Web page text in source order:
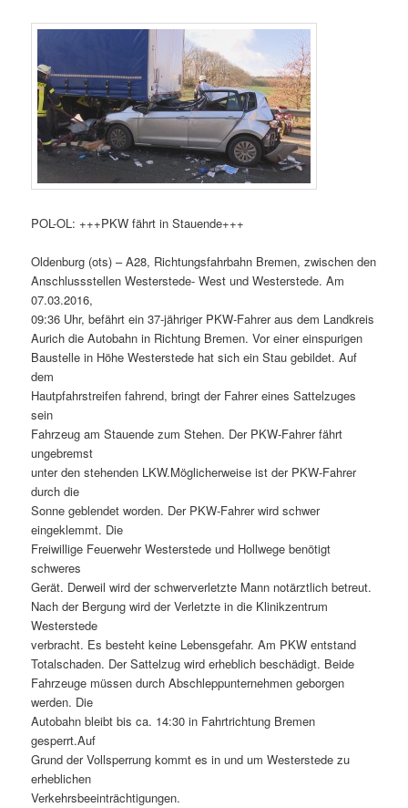
POL-OL: +++PKW fährt in Stauende+++
Oldenburg (ots) – A28, Richtungsfahrbahn Bremen, zwischen den
Anschlussstellen Westerstede- West und Westerstede. Am
07.03.2016,
09:36 Uhr, befährt ein 37-jähriger PKW-Fahrer aus dem Landkreis
Aurich die Autobahn in Richtung Bremen. Vor einer einspurigen
Baustelle in Höhe Westerstede hat sich ein Stau gebildet. Auf
dem
Hautpfahrstreifen fahrend, bringt der Fahrer eines Sattelzuges
sein
Fahrzeug am Stauende zum Stehen. Der PKW-Fahrer fährt
ungebremst
unter den stehenden LKW.Möglicherweise ist der PKW-Fahrer
durch die
Sonne geblendet worden. Der PKW-Fahrer wird schwer
eingeklemmt. Die
Freiwillige Feuerwehr Westerstede und Hollwege benötigt
schweres
Gerät. Derweil wird der schwerverletzte Mann notärztlich betreut.
Nach der Bergung wird der Verletzte in die Klinikzentrum
Westerstede
verbracht. Es besteht keine Lebensgefahr. Am PKW entstand
Totalschaden. Der Sattelzug wird erheblich beschädigt. Beide
Fahrzeuge müssen durch Abschleppunternehmen geborgen
werden. Die
Autobahn bleibt bis ca. 14:30 in Fahrtrichtung Bremen
gesperrt.Auf
Grund der Vollsperrung kommt es in und um Westerstede zu
erheblichen
Verkehrsbeeinträchtigungen.